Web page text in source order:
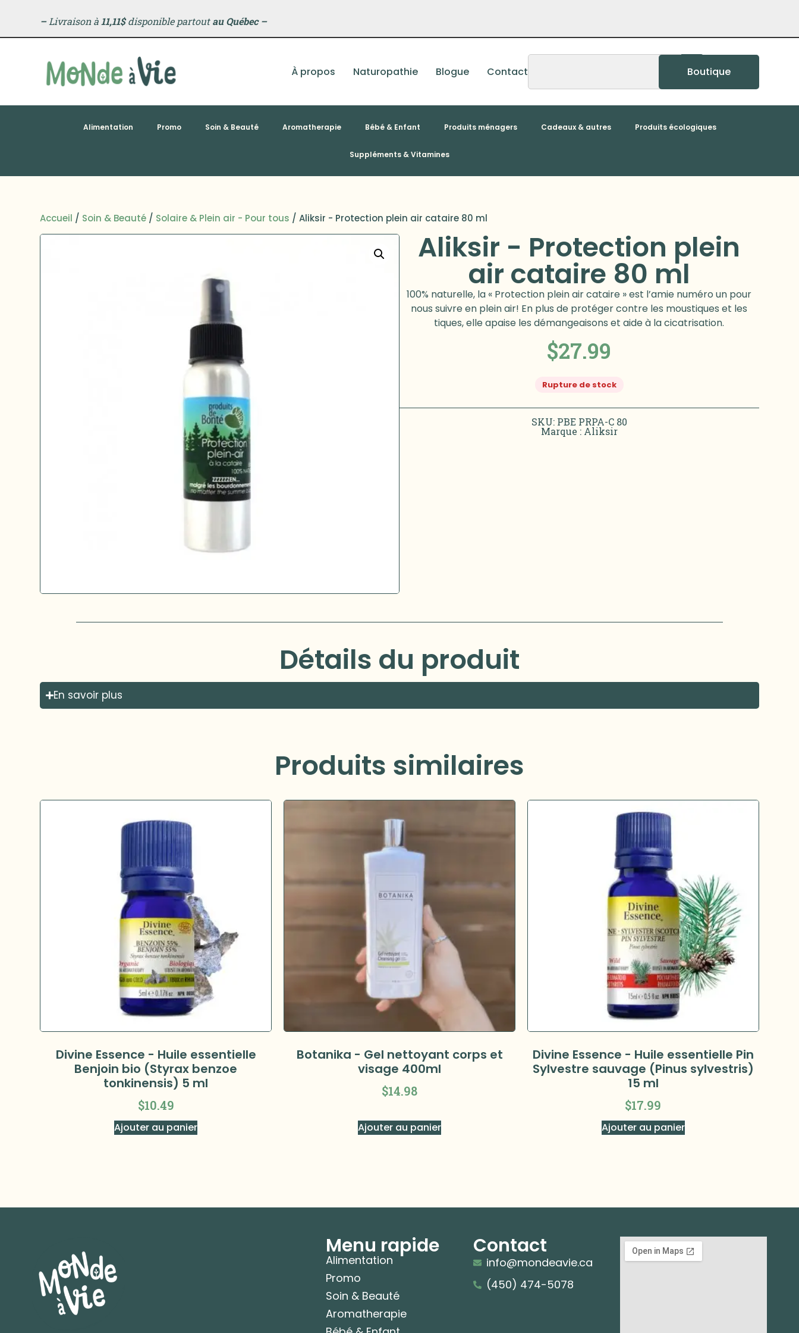
–Livraison à 11,11$disponible partoutau Québec –
À propos Naturopathie Blogue Contact Boutique
Alimentation Promo Soin & Beauté Aromatherapie Bébé & Enfant Produits ménagers Cadeaux & autres Produits écologiques
Suppléments & Vitamines
Accueil / Soin & Beauté / Solaire & Plein air - Pour tous / Aliksir - Protection plein air cataire 80 ml
Aliksir - Protection plein
air cataire 80 ml
100% naturelle, la « Protection plein air cataire » est l’amie numéro un pour
nous suivre en plein air! En plus de protéger contre les moustiques et les
tiques, elle apaise les démangeaisons et aide à la cicatrisation.
$27.99
Rupture de stock
SKU: PBE PRPA-C 80
Marque : Aliksir
Détails du produit
En savoir plus
Produits similaires
Divine Essence - Huile essentielle
Benjoin bio (Styrax benzoe
tonkinensis) 5 ml
$10.49
Ajouter au panier
Botanika - Gel nettoyant corps et
visage 400ml
$14.98
Ajouter au panier
Divine Essence - Huile essentielle Pin
Sylvestre sauvage (Pinus sylvestris)
15 ml
$17.99
Ajouter au panier
Menu rapide
Alimentation
Promo
Soin & Beauté
Aromatherapie
Contact
info@mondeavie.ca
(450) 474-5078